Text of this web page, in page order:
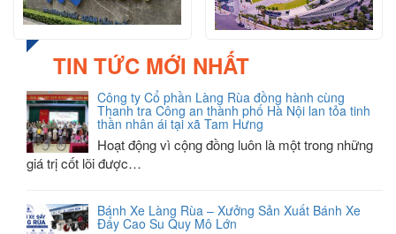
TIN TỨC MỚI NHẤT
Công ty Cổ phần Làng Rùa đồng hành cùng
Thanh tra Công an thành phố Hà Nội lan tỏa tinh
thần nhân ái tại xã Tam Hưng
Hoạt động vì cộng đồng luôn là một trong những
giá trị cốt lõi được…
Bánh Xe Làng Rùa – Xưởng Sản Xuất Bánh Xe
Đẩy Cao Su Quy Mô Lớn